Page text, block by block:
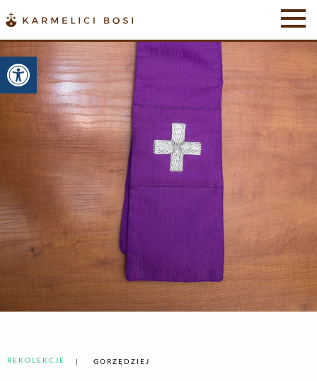
Otwórz pasek narzędzi
REKOLEKCJE GORZĘDZIEJ